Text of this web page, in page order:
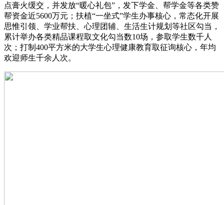
点膏火缓交，并发放“暖心礼包”，发下学金、帮学金等各类赞
帮资金近5600万元；扶植“一坐式”学生办事核心，常态化开展
思惟引领、学业帮扶、心理团辅、生活生计规划等社区勾当，
累计举办各类精品课程取文化勾当数10场，参取学生数千人
次；打制400平方米的大学生心理健康教育取征询核心，年均
欢迎师生千余人次。